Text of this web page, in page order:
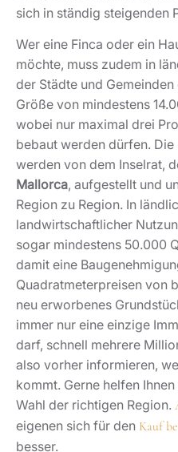
sich in ständig steigenden
Wer eine Finca oder ein
möchte, muss zudem in
der Städte und
Größe von mindestens
wobei nur maximal drei
bebaut werden dürfen.
werden von dem Inselrat,
Mallorca, aufgestellt und
Region zu Region. In
landwirtschaftlicher
sogar mindestens 50.000
damit eine
Quadratmeterpreisen von
neu erworbenes
immer nur eine einzige
darf, schnell mehrere
also vorher informieren,
kommt. Gerne helfen
Wahl der richtigen Region.
eigenen sich für den Kauf
besser.